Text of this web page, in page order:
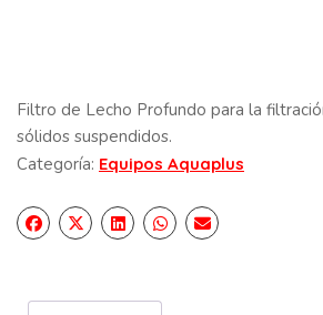
Filtro de Lecho Profundo para la
sólidos suspendidos.
Categoría: Equipos Aquaplus